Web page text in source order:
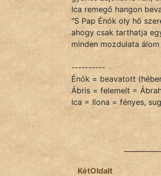
Ica remegő hangon
"S Pap Énók oly hő
ahogy csak tarthatja
minden mozdulata
----------
Énók = beavatott
Ábris = felemelt =
Ica = Ilona = fényes,
KétOldalt